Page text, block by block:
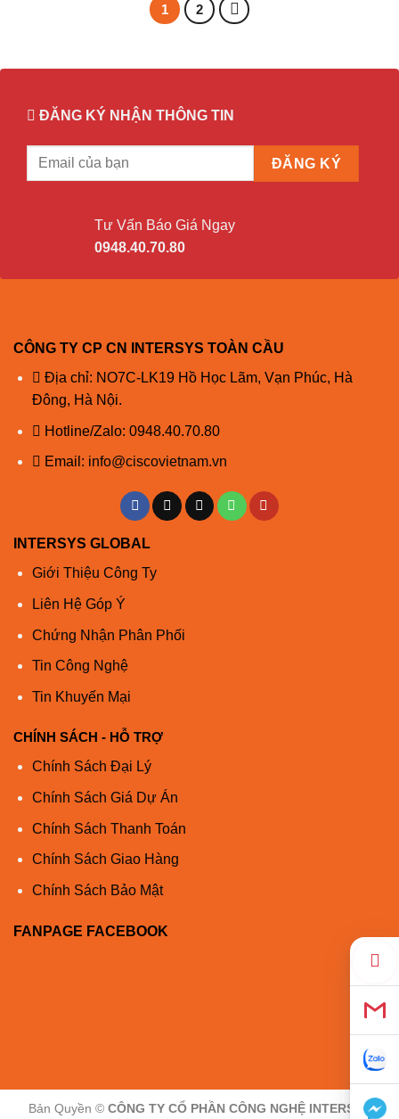
1 2
ĐĂNG KÝ NHẬN THÔNG TIN
Tư Vấn Báo Giá Ngay
0948.40.70.80
CÔNG TY CP CN INTERSYS TOÀN CẦU
Địa chỉ: NO7C-LK19 Hồ Học Lãm, Vạn Phúc, Hà
Đông, Hà Nội.
Hotline/Zalo: 0948.40.70.80
Email: info@ciscovietnam.vn
INTERSYS GLOBAL
Giới Thiệu Công Ty
Liên Hệ Góp Ý
Chứng Nhận Phân Phối
Tin Công Nghệ
Tin Khuyến Mại
CHÍNH SÁCH - HỖ TRỢ
Chính Sách Đại Lý
Chính Sách Giá Dự Án
Chính Sách Thanh Toán
Chính Sách Giao Hàng
Chính Sách Bảo Mật
FANPAGE FACEBOOK
Bản Quyền © CÔNG TY CỔ PHẦN CÔNG NGHỆ INTERSYS